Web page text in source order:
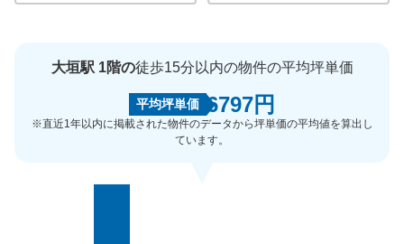
大垣駅 1階の徒歩15分以内の物件の平均坪単価
平均坪単価 6797円
※直近1年以内に掲載された物件のデータから坪単価の平均値を算出し
ています。